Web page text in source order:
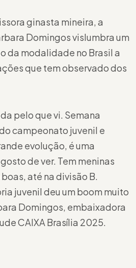
ginasta mineira, a
Domingos vislumbra um
da modalidade no Brasil a
que tem observado dos
pelo que vi. Semana
campeonato juvenil e
evolução, é uma
de ver. Tem meninas
até na divisão B.
juvenil deu um boom muito
Domingos, embaixadora
CAIXA Brasília 2025.